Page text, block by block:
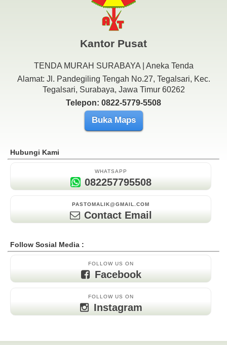
Kantor Pusat
TENDA MURAH SURABAYA | Aneka Tenda
Alamat: Jl. Pandegiling Tengah No.27, Tegalsari, Kec.
Tegalsari, Surabaya, Jawa Timur 60262
Telepon: 0822-5779-5508
Buka Maps
Hubungi Kami
WHATSAPP
082257795508
PASTOMALIK@GMAIL.COM
Contact Email
Follow Sosial Media :
FOLLOW US ON
Facebook
FOLLOW US ON
Instagram